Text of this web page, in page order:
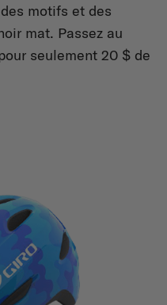
motifs et des
mat. Passez au
seulement 20 $ de